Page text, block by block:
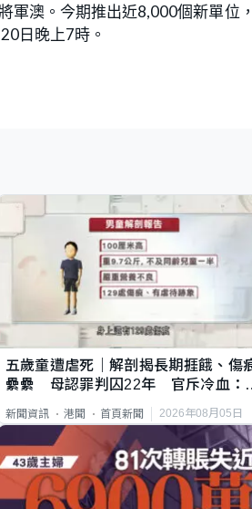
6
4
2
9
軍澳。今期推出近8,000個新單位
日晚上7時。
五歲童遭虐死｜解剖揭長期捱餓、傷
纍纍 母認罪判囚22年 官斥冷血：
新聞資訊 港聞 首頁新聞 2026年08月05日